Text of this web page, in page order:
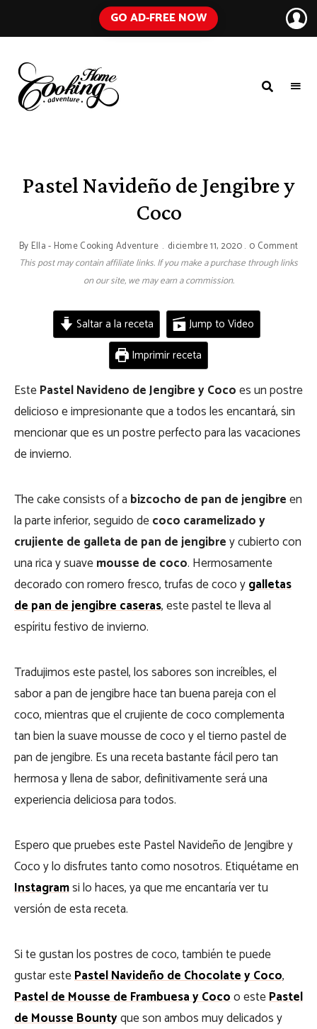
GO AD-FREE NOW
Everyday
Ingredients
Pastel Navideño de Jengibre y
Coco
By Ella - Home Cooking Adventure diciembre 11, 2020 0 Comment
This post may contain affiliate links. If you make a purchase through links
on our site, we may earn a commission.
Saltar a la receta
Jump to Video
Imprimir receta
EstePastel Navideno de Jengibre y Cocoes un postre
delicioso e impresionante que a todos les encantará, sin
mencionar que es un postre perfecto para las vacaciones
de invierno.
The cake consists of a bizcocho de pan de jengibreen
la parte inferior, seguido decoco caramelizado y
crujiente de galleta de pan de jengibrey cubierto con
una rica y suavemousse de coco. Hermosamente
decorado con romero fresco, trufas de coco ygalletas
de pan de jengibre caseras, este pastel te lleva al
espíritu festivo de invierno.
Tradujimos este pastel, los sabores son increíbles, el
sabor a pan de jengibre hace tan buena pareja con el
coco, mientras que el crujiente de coco complementa
tan bien la suave mousse de coco y el tierno pastel de
pan de jengibre. Es una receta bastante fácil pero tan
hermosa y llena de sabor, definitivamente será una
experiencia deliciosa para todos.
Espero que pruebes este Pastel Navideño de Jengibre y
Coco y lo disfrutes tanto como nosotros. Etiquétame en
Instagramsi lo haces, ya que me encantaría ver tu
versión de esta receta.
Si te gustan los postres de coco, también te puede
gustar estePastel Navideño de Chocolate y Coco,
Pastel de Mousse de Frambuesa y Cocoo estePastel
de Mousse Bountyque son ambos muy delicados y